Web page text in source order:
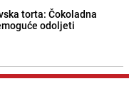
torta: Čokoladna
odoljeti